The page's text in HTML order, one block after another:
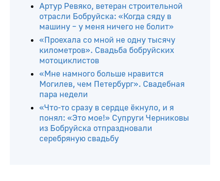
Артур Ревяко, ветеран строительной
отрасли Бобруйска: «Когда сяду в
машину – у меня ничего не болит»
«Проехала со мной не одну тысячу
километров». Свадьба бобруйских
мотоциклистов
«Мне намного больше нравится
Могилев, чем Петербург». Свадебная
пара недели
«Что-то сразу в сердце ёкнуло, и я
понял: «Это мое!» Супруги Черниковы
из Бобруйска отпраздновали
серебряную свадьбу